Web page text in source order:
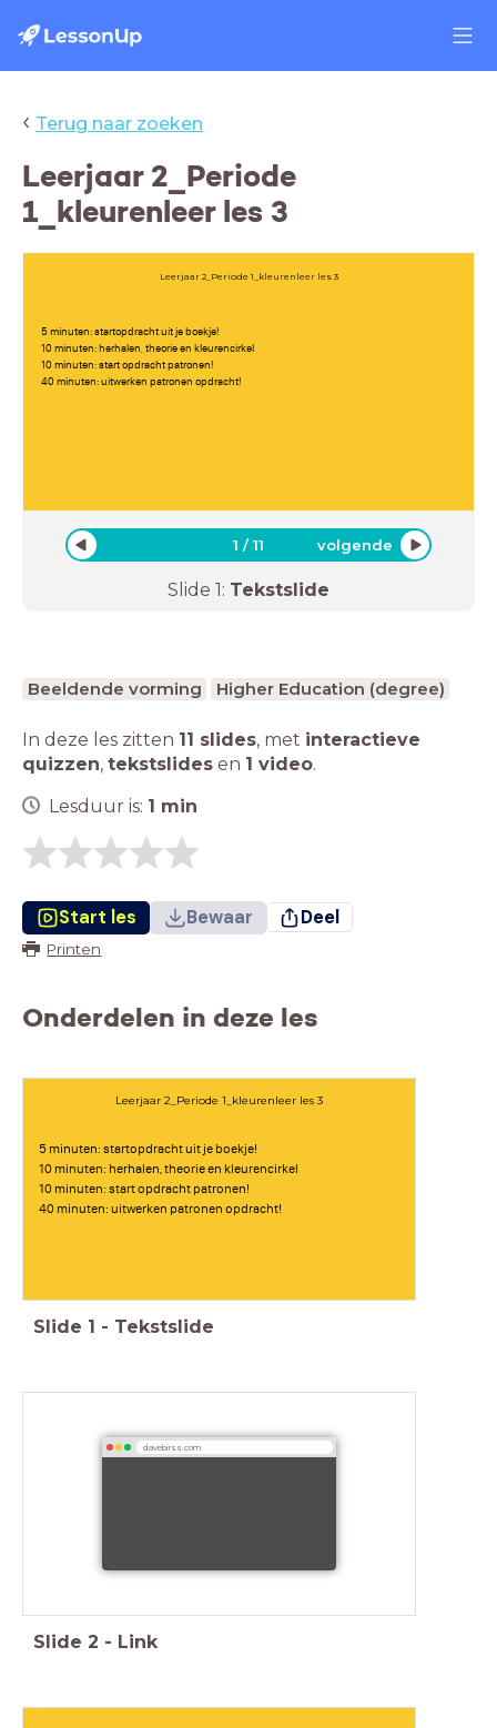
‹ Terug naar zoeken
Leerjaar 2_Periode
1_kleurenleer les 3
Leerjaar 2_Periode 1_kleurenleer les 3
5 minuten: startopdracht uit je boekje!
10 minuten: herhalen, theorie en kleurencirkel
10 minuten: start opdracht patronen!
40 minuten: uitwerken patronen opdracht!
1 /11 volgende
Slide 1: Tekstslide
Beeldende vorming Higher Education (degree)
In deze les zitten 11 slides, met interactieve
quizzen, tekstslides en 1 video.
Lesduur is: 1 min
Start les Bewaar Deel
Printen
Onderdelen in deze les
Leerjaar 2_Periode 1_kleurenleer les 3
5 minuten: startopdracht uit je boekje!
10 minuten: herhalen, theorie en kleurencirkel
10 minuten: start opdracht patronen!
40 minuten: uitwerken patronen opdracht!
Slide 1 - Tekstslide
davebirss.com
Slide 2 - Link